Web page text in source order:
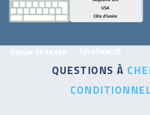
QUESTIONS À
CONDITIONNEL